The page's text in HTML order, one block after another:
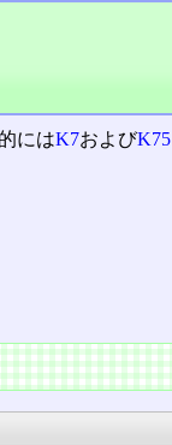
にはK7およびK75